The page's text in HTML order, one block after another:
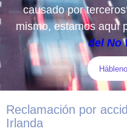
causado por
mismo, estamos aquí
del No
Reclamación por
Irlanda